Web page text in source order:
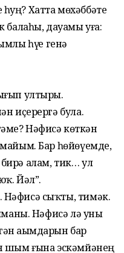
Хатта мөхәббәте
балаһы, дауамы уға:
һүҙҙе генә
ултырҙы.
иҫерергә була.
Нәфисә көткән
Бар һөйөүемде,
алам, тик… ул
Йәл”.
Нәфисә сыҡты, тимәк.
Нәфисә лә уны
аҙымдарын бар
шым ғына эскәмйәнең